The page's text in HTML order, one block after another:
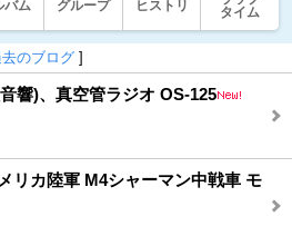
バム グループ ヒストリ
タイム
のブログ ]
響)、真空管ラジオ OS-125
リカ陸軍 M4シャーマン中戦車 モ